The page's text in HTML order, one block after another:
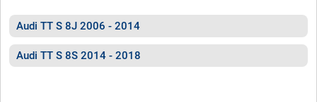
Audi TT S 8J 2006 - 2014
Audi TT S 8S 2014 - 2018